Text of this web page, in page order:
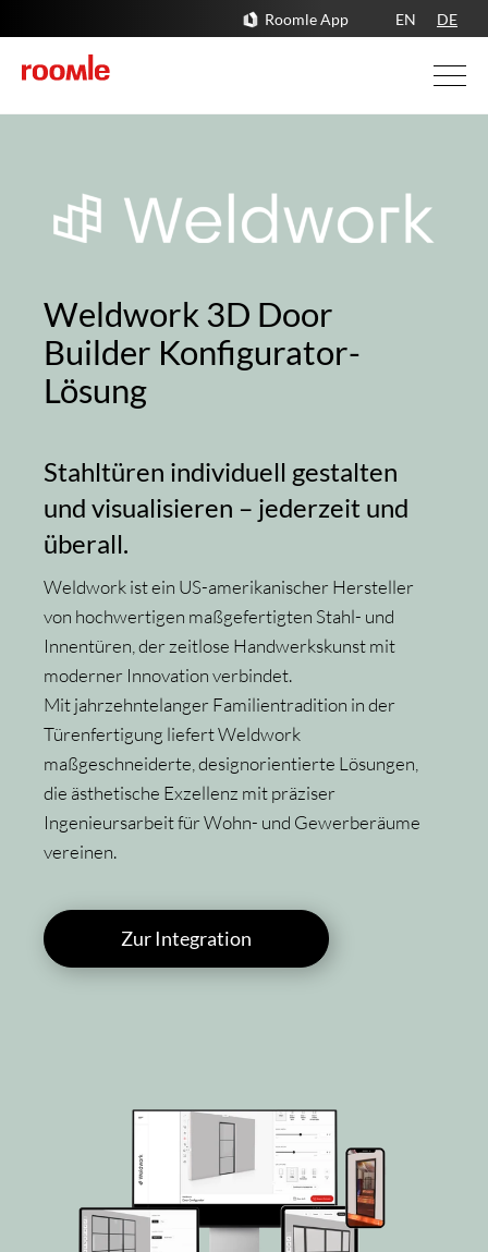
Roomle App EN DE
Weldwork 3D Door
Builder Konfigurator-
Lösung
Stahltüren individuell gestalten
und visualisieren – jederzeit und
überall.
Weldwork ist ein US-amerikanischer Hersteller
von hochwertigen maßgefertigten Stahl- und
Innentüren, der zeitlose Handwerkskunst mit
moderner Innovation verbindet.
Mit jahrzehntelanger Familientradition in der
Türenfertigung liefert Weldwork
maßgeschneiderte, designorientierte Lösungen,
die ästhetische Exzellenz mit präziser
Ingenieursarbeit für Wohn- und Gewerberäume
vereinen.
Zur Integration